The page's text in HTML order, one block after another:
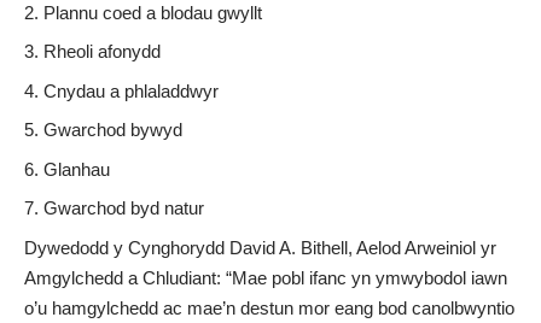
Plannu coed a blodau gwyllt
Rheoli afonydd
Cnydau a phlaladdwyr
Gwarchod bywyd
Glanhau
Gwarchod byd natur
Dywedodd y Cynghorydd David A. Bithell, Aelod Arweiniol yr
Amgylchedd a Chludiant: “Mae pobl ifanc yn ymwybodol iawn
o’u hamgylchedd ac mae’n destun mor eang bod canolbwyntio